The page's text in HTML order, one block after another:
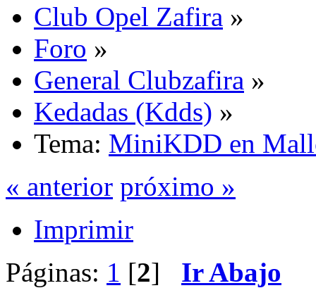
Club Opel Zafira »
Foro »
General Clubzafira »
Kedadas (Kdds) »
Tema: MiniKDD en
« anterior próximo »
Imprimir
Páginas: 1 [2] Ir Abajo